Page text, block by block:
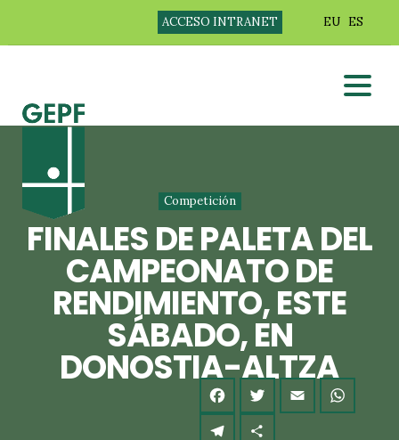
ACCESO INTRANET EU ES
Competición
FINALES DE PALETA DEL
CAMPEONATO DE
RENDIMIENTO, ESTE
SÁBADO, EN
DONOSTIA-ALTZA